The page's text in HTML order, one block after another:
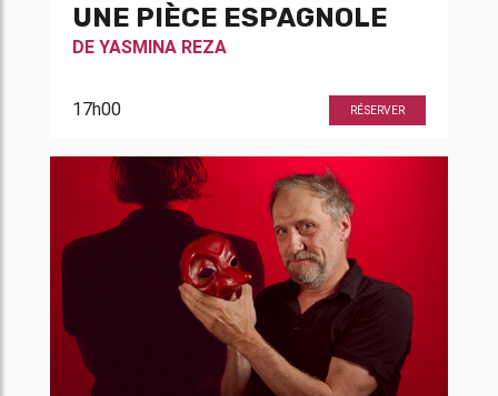
UNE PIÈCE ESPAGNOLE
DE YASMINA REZA
17h00 RÉSERVER